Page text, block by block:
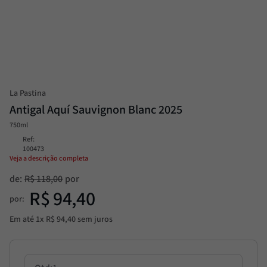
La Pastina
Antigal Aquí Sauvignon Blanc 2025
750ml
Ref:
100473
Veja a descrição completa
de: R$118,00
por: R$94,40
Em até 1x R$ 94,40 sem juros